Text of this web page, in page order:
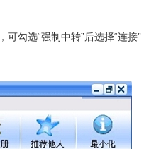
勾选“强制中转”后选择“连接”